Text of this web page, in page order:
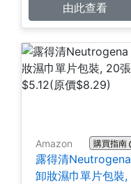
由此查看
Amazon 購買指南
露得清Neutrogena
卸妝濕巾單片包裝,